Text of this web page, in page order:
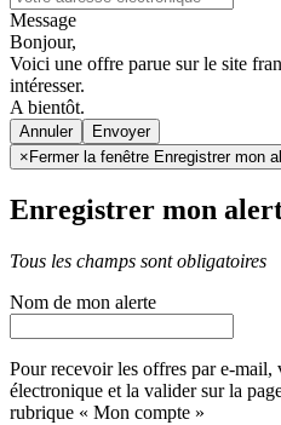
Message
Bonjour,
Voici une offre parue sur le site
intéresser.
A bientôt.
Annuler
× Fermer la fenêtre Enregistrer mon
Enregistrer mon
Tous les champs sont obligatoires
Nom de mon alerte
Pour recevoir les offres par e-mail,
électronique et la valider sur la
rubrique « Mon compte »